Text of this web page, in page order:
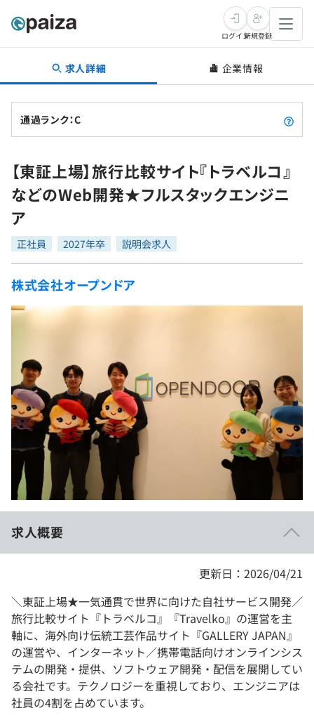
転職・キャリア
転職成功ガイド
転職エージェント
インタビュー
転職成功ガイド
新卒就活
求人検索
本選考
インターン
新卒エージェント
インタビュー
就活成功ガイド
学習
問題集
4択課題
ナレッジ
プラン
個人向けプラン
法人向けプラン
学校向けプラン
契約内容・クーポン
プログラミング言語
評価結果一覧
ゲーム・マンガ
Tech Team Journal
note
paizaとは？
ログイン新規登録
求人詳細 企業情報
通過ランク：C
【東証上場】旅行比較サイト『トラベルコ』
などのWeb開発★フルスタックエンジニ
ア
正社員 2027年卒 説明会求人
株式会社オープンドア
求人概要
更新日：2026/04/21
＼東証上場★一気通貫で世界に向けた自社サービス開発／
旅行比較サイト『トラベルコ』『Travelko』の運営を主
軸に、海外向け伝統工芸作品サイト『GALLERY JAPAN』
の運営や、インターネット／携帯電話向けオンラインシス
テムの開発・提供、ソフトウェア開発・配信を展開してい
る会社です。テクノロジーを重視しており、エンジニアは
社員の4割を占めています。